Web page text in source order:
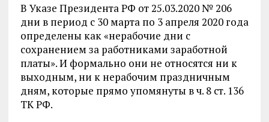
В Указе Президента РФ от 25.03.2020 № 206
дни в период с 30 марта по 3 апреля 2020 года
определены как «нерабочие дни с
сохранением за работниками заработной
платы». И формально они не относятся ни к
выходным, ни к нерабочим праздничным
дням, которые прямо упомянуты в ч. 8 ст. 136
ТК РФ.